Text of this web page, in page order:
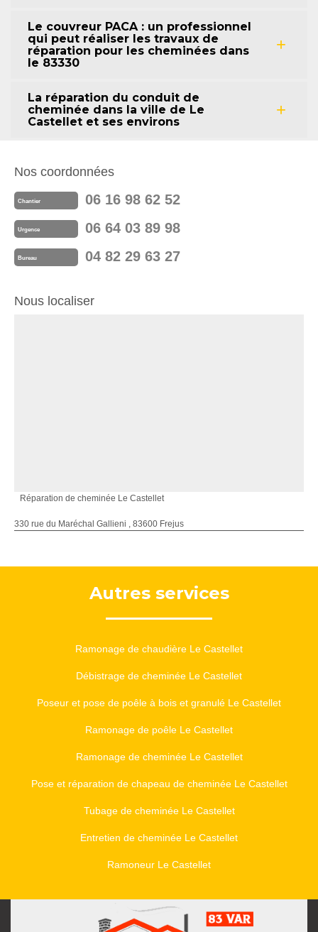
Le couvreur PACA : un professionnel
qui peut réaliser les travaux de
réparation pour les cheminées dans
le 83330
La réparation du conduit de
cheminée dans la ville de Le
Castellet et ses environs
Nos coordonnées
Chantier 06 16 98 62 52
Urgence 06 64 03 89 98
Bureau 04 82 29 63 27
Nous localiser
Réparation de cheminée Le Castellet
330 rue du Maréchal Gallieni , 83600 Frejus
Autres services
Ramonage de chaudière Le Castellet
Débistrage de cheminée Le Castellet
Poseur et pose de poêle à bois et granulé Le Castellet
Ramonage de poêle Le Castellet
Ramonage de cheminée Le Castellet
Pose et réparation de chapeau de cheminée Le Castellet
Tubage de cheminée Le Castellet
Entretien de cheminée Le Castellet
Ramoneur Le Castellet